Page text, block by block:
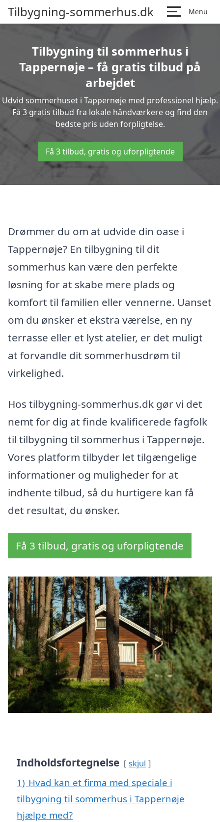
Tilbygning-sommerhus.dk Menu
Tilbygning til sommerhus i
Tappernøje – få gratis tilbud på
arbejdet
Udvid sommerhuset i Tappernøje med professionel hjælp.
Få 3 gratis tilbud fra lokale håndværkere og find den
bedste pris uden forpligtelse.
Få 3 tilbud, gratis og uforpligtende
Drømmer du om at udvide din oase i
Tappernøje? En tilbygning til dit
sommerhus kan være den perfekte
løsning for at skabe mere plads og
komfort til familien eller vennerne. Uanset
om du ønsker et ekstra værelse, en ny
terrasse eller et lyst atelier, er det muligt
at forvandle dit sommerhusdrøm til
virkelighed.
Hos tilbygning-sommerhus.dk gør vi det
nemt for dig at finde kvalificerede fagfolk
til tilbygning til sommerhus i Tappernøje.
Vores platform tilbyder let tilgængelige
informationer og muligheder for at
indhente tilbud, så du hurtigere kan få
det resultat, du ønsker.
Få 3 tilbud, gratis og uforpligtende
Indholdsfortegnelse skjul
1) Hvad kan et firma med speciale i
tilbygning til sommerhus i Tappernøje
hjælpe med?